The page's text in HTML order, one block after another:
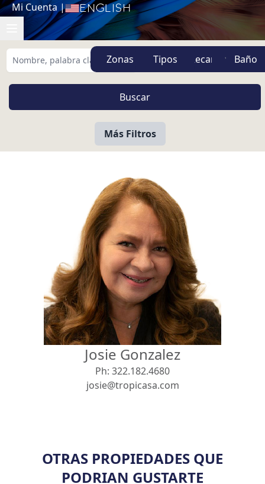
Mi Cuenta | English
Zonas Tipos
Más Filtros
Vista
Pie de Playa Buscar usando:
USD MXN
Menor Precio Primero
Josie Gonzalez
Ph: 322.182.4680
josie@tropicasa.com
OTRAS PROPIEDADES QUE
PODRIAN GUSTARTE